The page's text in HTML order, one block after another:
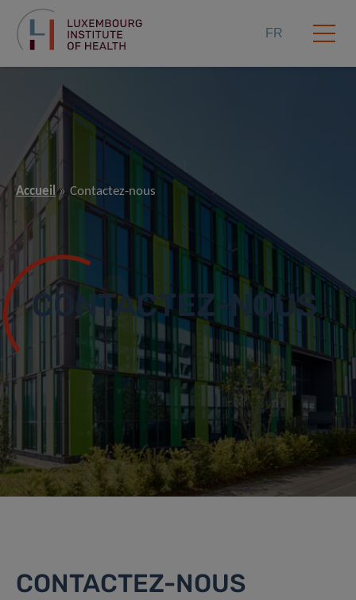
FR
Accueil Contactez-nous
CONTACTEZ-NOUS
CONTACTEZ-NOUS